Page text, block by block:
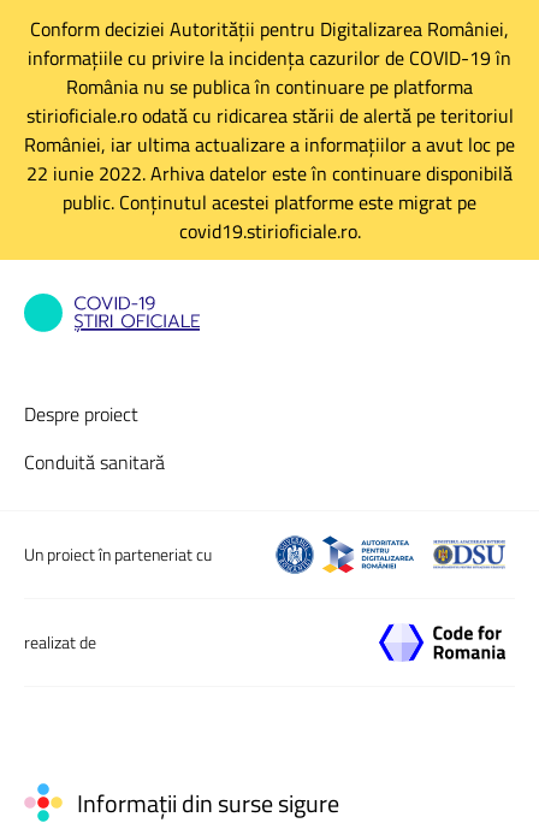
Conform deciziei Autorității pentru Digitalizarea României,
informațiile cu privire la incidența cazurilor de COVID-19 în
România nu se publica în continuare pe platforma
stirioficiale.ro odată cu ridicarea stării de alertă pe teritoriul
României, iar ultima actualizare a informațiilor a avut loc pe
22 iunie 2022. Arhiva datelor este în continuare disponibilă
public. Conținutul acestei platforme este migrat pe
covid19.stirioficiale.ro.
Despre proiect
Conduită sanitară
Un proiect în parteneriat cu
realizat de
Informații din surse sigure